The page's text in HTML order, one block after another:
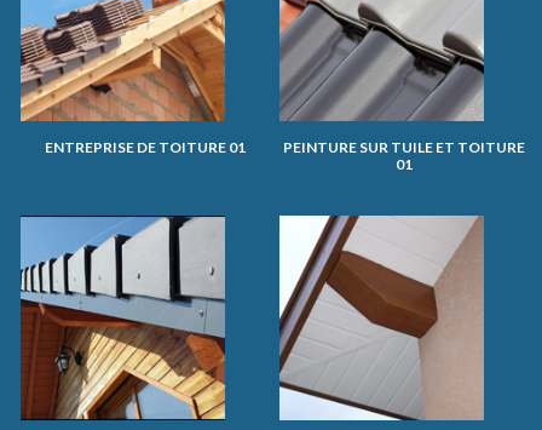
ENTREPRISE DE TOITURE 01
PEINTURE SUR TUILE ET TOITURE
01